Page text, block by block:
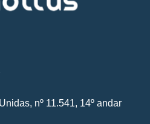
nº 11.541, 14º andar